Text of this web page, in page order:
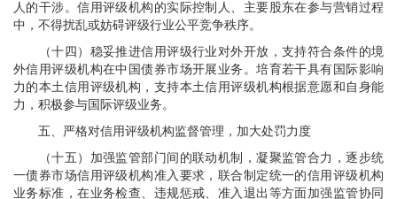
人的干涉。信用评级机构的实际控制人、主要股东在参与营销过程
中，不得扰乱或妨碍评级行业公平竞争秩序。
（十四）稳妥推进信用评级行业对外开放，支持符合条件的境
外信用评级机构在中国债券市场开展业务。培育若干具有国际影响
力的本土信用评级机构，支持本土信用评级机构根据意愿和自身能
力，积极参与国际评级业务。
五、严格对信用评级机构监督管理，加大处罚力度
（十五）加强监管部门间的联动机制，凝聚监管合力，逐步统
一债券市场信用评级机构准入要求，联合制定统一的信用评级机构
业务标准，在业务检查、违规惩戒、准入退出等方面加强监管协同